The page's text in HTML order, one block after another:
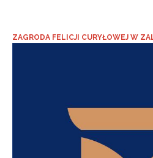
ZAGRODA FELICJI CURYŁOWEJ W